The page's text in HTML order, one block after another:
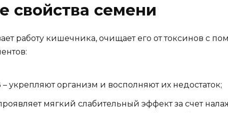
свойства семени
работу кишечника, очищает его от токсинов с
укрепляют организм и восполняют их недостаток;
мягкий слабительный эффект за счет